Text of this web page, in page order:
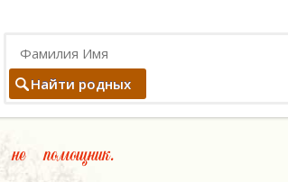
Найти родных
помощник.